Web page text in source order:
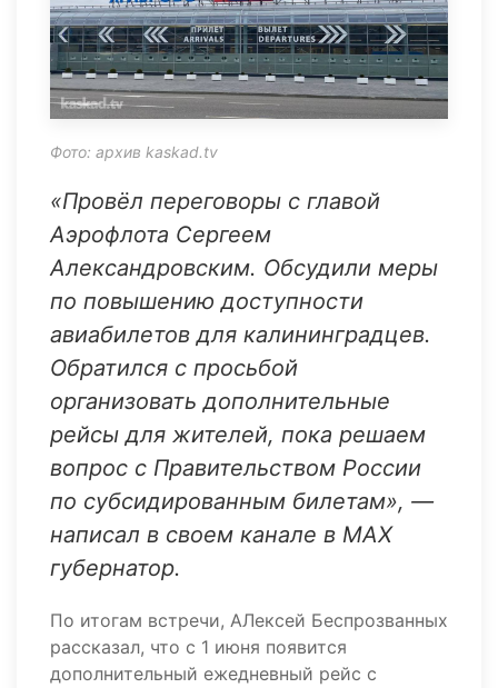
Фото: архив kaskad.tv
«Провёл переговоры с главой
Аэрофлота Сергеем
Александровским. Обсудили меры
по повышению доступности
авиабилетов для калининградцев.
Обратился с просьбой
организовать дополнительные
рейсы для жителей, пока решаем
вопрос с Правительством России
по субсидированным билетам», —
написал в своем канале в МАХ
губернатор.
По итогам встречи, АЛексей Беспрозванных
рассказал, что с 1 июня появится
дополнительный ежедневный рейс с